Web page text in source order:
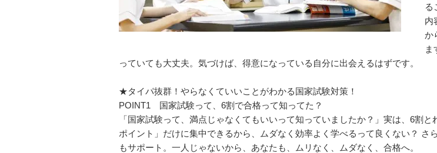
る
内
か
ま
っていても⼤丈夫。気づけば、得意になっている⾃分に出会えるはずです。
★タイパ抜群！やらなくていいことがわかる国家試験対策！
POINT1 国家試験って、6割で合格って知ってた？
「国家試験って、満点じゃなくてもいいって知っていましたか？」実は、6割
ポイント」だけに集中できるから、ムダなく効率よく学べるって良くない？
もサポート。⼀⼈じゃないから、あなたも、ムリなく、ムダなく、合格へ。